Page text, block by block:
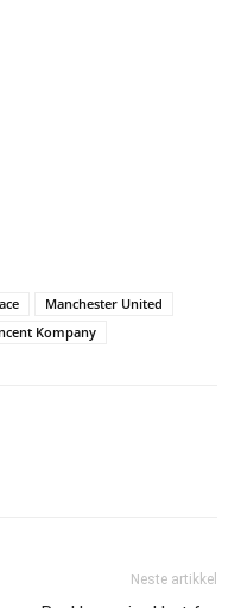
Manchester United
Kompany
Neste artikkel